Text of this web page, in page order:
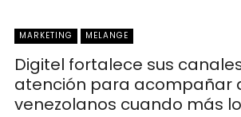
MARKETING MELANGE
Digitel fortalece sus
atención para acompañar
venezolanos cuando más